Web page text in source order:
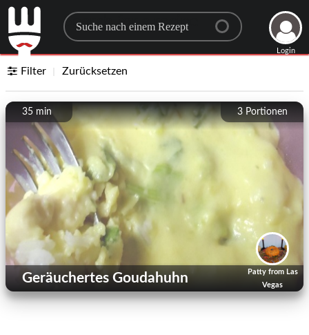
Search for a recipe
Login
Filter Zurücksetzen
3 Portionen
35 min
Patty from Las
Vegas
Geräuchertes Goudahuhn